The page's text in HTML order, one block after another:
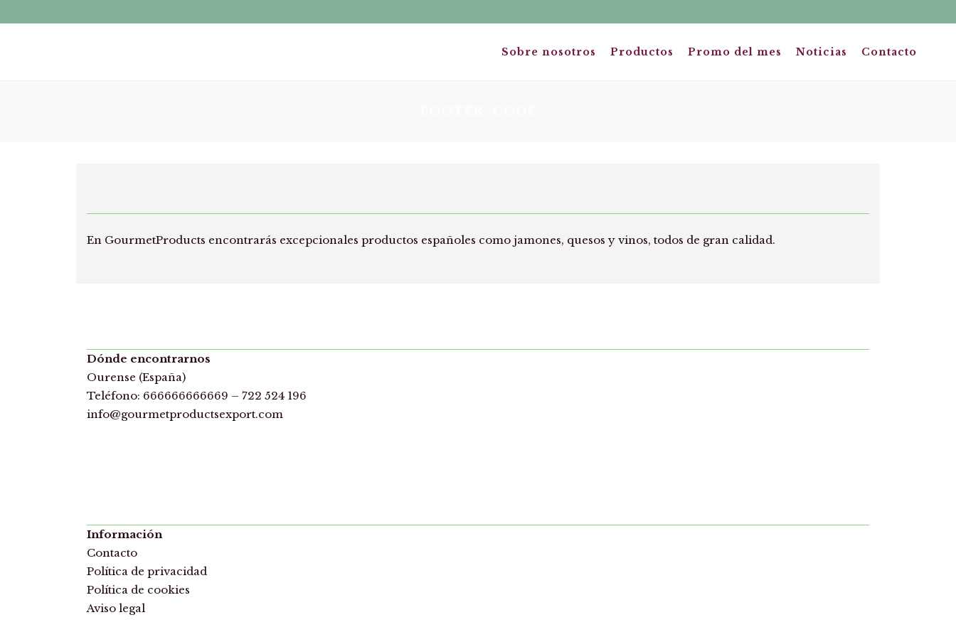
Sobre nosotros Productos Promo del mes Noticias Contacto
En GourmetProducts encontrarás excepcionales productos españoles como jamones, quesos y vinos, todos de gran calidad.
Dónde encontrarnos
Ourense (España)
Teléfono: 666666666669 – 722 524 196
info@gourmetproductsexport.com
Información
Contacto
Política de privacidad
Política de cookies
Aviso legal